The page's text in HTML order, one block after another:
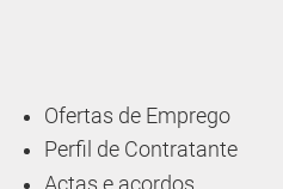
Ofertas de Emprego
Perfil de Contratante
Actas e acordos